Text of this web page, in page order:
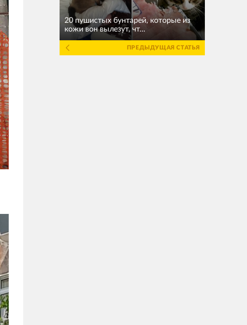
20 пушистых бунтарей, которые из
кожи вон вылезут, чт...
ПРЕДЫДУЩАЯ СТАТЬЯ